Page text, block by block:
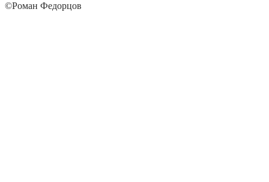
©Роман Федорцов